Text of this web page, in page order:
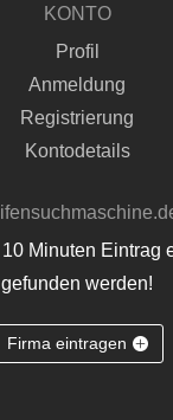
KONTO
Profil
Anmeldung
Registrierung
Kontodetails
Minuten Eintrag
gefunden werden!
Firma eintragen